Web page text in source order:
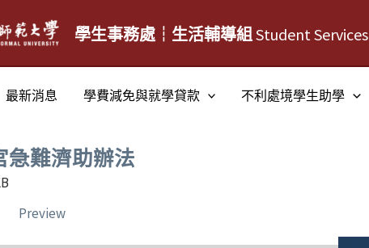
學生事務處┆生活輔導組Student Services
最新消息 學費減免與就學貸款 不利處境學生助學
急難濟助辦法
Preview